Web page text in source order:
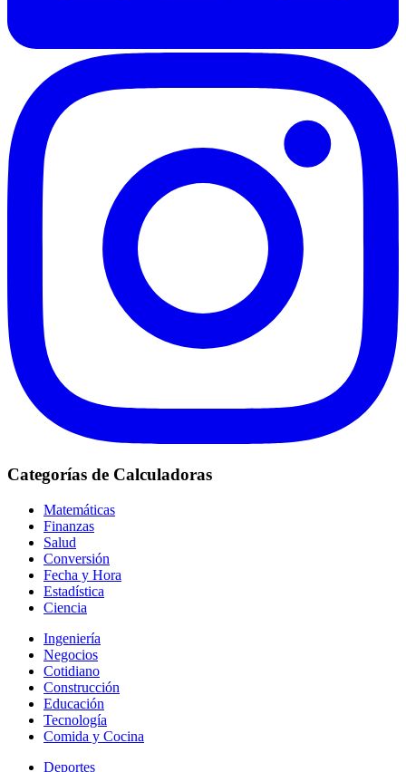
Categorías de Calculadoras
Matemáticas
Finanzas
Salud
Conversión
Fecha y Hora
Estadística
Ciencia
Ingeniería
Negocios
Cotidiano
Construcción
Educación
Tecnología
Comida y Cocina
Deportes